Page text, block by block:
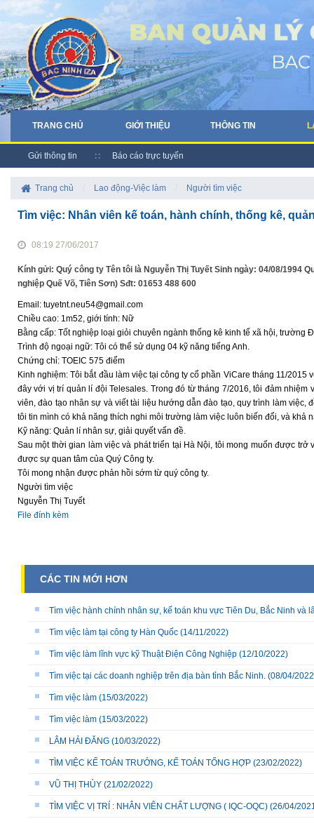
TRANG CHỦ GIỚI THIỆU THÔNG TIN
Gửi thông tin Báo cáo trực tuyến
Trang chủ Lao động-Việc làm Người tìm việc
Tìm việc: Nhân viên kế toán, hành chính, thống kê,
08:19 27/06/2017
Kính gửi: Quý công ty Tên tôi là Nguyễn Thị Tuyết Sinh ngày: 04/08/1994
nghiệp Quế Võ, Tiên Sơn) Sđt: 01653 488 600
Email: tuyetnt.neu54@gmail.com
Chiều cao: 1m52, giới tính: Nữ
Bằng cấp: Tốt nghiệp loại giỏi chuyên ngành thống kê kinh tế xã hội, trường
Trình độ ngoại ngữ: Tôi có thể sử dụng 04 kỹ năng tiếng Anh.
Chứng chỉ: TOEIC 575 điểm
Kinh nghiệm: Tôi bắt đầu làm việc tại công ty cổ phần ViCare tháng 11/
đây với vị trí quản lí đội Telesales. Trong đó từ tháng 7/2016, tôi đảm
viên, đào tạo nhân sự và viết tài liệu hướng dẫn đào tạo, quy trình làm
tôi tin mình có khả năng thích nghi môi trường làm việc luôn biến đổi, và khả
Kỹ năng: Quản lí nhân sự, giải quyết vấn đề.
Sau một thời gian làm việc và phát triển tại Hà Nội, tôi mong muốn được
được sự quan tâm của Quý Công ty.
Tôi mong nhận được phản hồi sớm từ quý công ty.
Người tìm việc
Nguyễn Thị Tuyết
File đính kèm
CÁC TIN MỚI HƠN
Tìm việc hành chính nhân sự, kế toán khu vực Tiên Du, Bắc Ninh và
Tìm việc làm tại công ty Hàn Quốc (14/11/2022)
Tìm việc làm lĩnh vực kỹ Thuật Điện Công Nghiệp (12/10/2022)
Tìm việc tại các doanh nghiệp trên địa bàn tỉnh Bắc Ninh. (08/04/
Tìm việc làm (15/03/2022)
Tìm việc làm (15/03/2022)
LÂM HẢI ĐĂNG (10/03/2022)
TÌM VIỆC KẾ TOÁN TRƯỞNG, KẾ TOÁN TỔNG HỢP (23/02/2022)
VŨ THỊ THÙY (21/02/2022)
TÌM VIỆC VỊ TRÍ : NHÂN VIÊN CHẤT LƯỢNG ( IQC-OQC) (26/04/